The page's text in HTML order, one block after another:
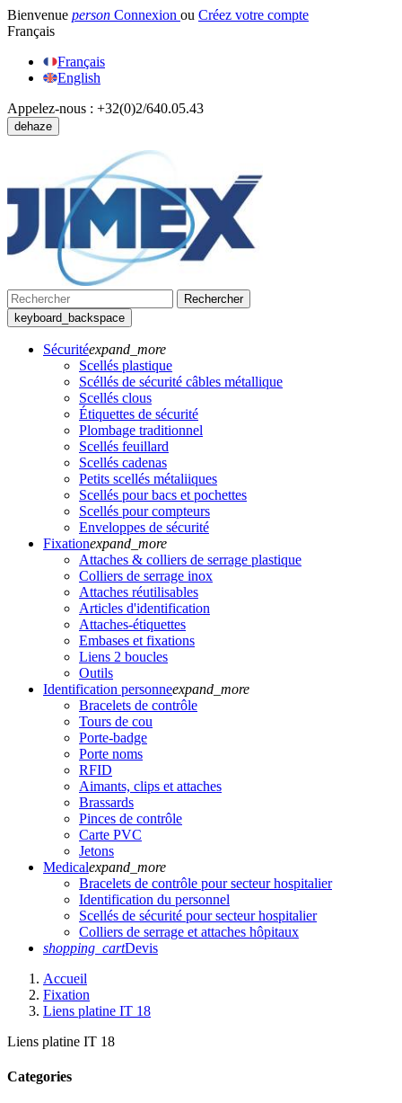
Bienvenue person Connexion ou Créez votre compte
Français
Français
English
Appelez-nous : +32(0)2/640.05.43
dehaze
Rechercher
keyboard_backspace
Sécuritéexpand_more
Scellés plastique
Scéllés de sécurité câbles métallique
Scellés clous
Étiquettes de sécurité
Plombage traditionnel
Scellés feuillard
Scellés cadenas
Petits scellés métaliiques
Scellés pour bacs et pochettes
Scellés pour compteurs
Enveloppes de sécurité
Fixationexpand_more
Attaches & colliers de serrage plastique
Colliers de serrage inox
Attaches réutilisables
Articles d'identification
Attaches-étiquettes
Embases et fixations
Liens 2 boucles
Outils
Identification personneexpand_more
Bracelets de contrôle
Tours de cou
Porte-badge
Porte noms
RFID
Aimants, clips et attaches
Brassards
Pinces de contrôle
Carte PVC
Jetons
Medicalexpand_more
Bracelets de contrôle pour secteur hospitalier
Identification du personnel
Scellés de sécurité pour secteur hospitalier
Colliers de serrage et attaches hôpitaux
shopping_cartDevis
Accueil
Fixation
Liens platine IT 18
Liens platine IT 18
Categories